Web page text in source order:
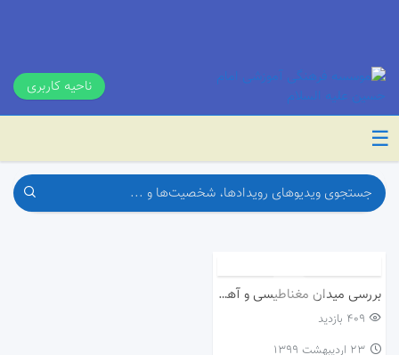
ناحیه کاربری
☰
بررسی میدان مغناطیسی و آهنربای الکتریکی
409 بازدید
۲۳ اردیبهشت ۱۳۹۹